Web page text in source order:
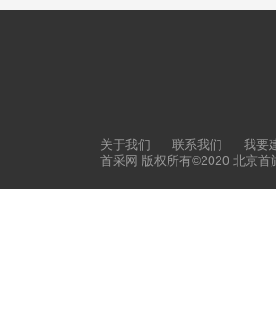
关于我们
联系我们 我要
首采网 版权所有©2020 北京首